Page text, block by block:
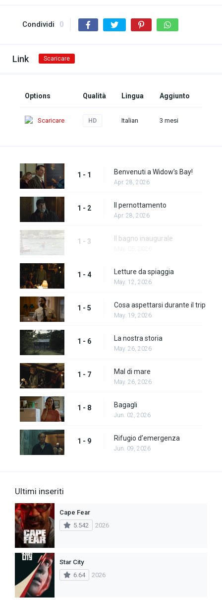
Condividi 0
Link Scaricare
Options Qualità Lingua Aggiunto
Scaricare HD Italian 3 mesi
1 - 1 Benvenuti a Widow’s Bay!
Apr. 28, 2026
1 - 2 Il pernottamento
Apr. 28, 2026
1 - 3 Il bagno inaugurale
1 - 4 Letture da spiaggia
May. 12, 2026
1 - 5 Cosa aspettarsi durante il trip
May. 19, 2026
1 - 6 La nostra storia
May. 26, 2026
1 - 7 Mal di mare
May. 26, 2026
1 - 8 Bagagli
Jun. 02, 2026
1 - 9 Rifugio d’emergenza
Jun. 09, 2026
Ultimi inseriti
Cape Fear
5.542
2026
Star City
6.64
2026